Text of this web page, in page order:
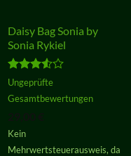
Daisy Bag Sonia by
Sonia Rykiel
Bewertet
mit 3.50
von 5
Ungeprüfte
Gesamtbewertungen
Kein
Mehrwertsteuerausweis, da